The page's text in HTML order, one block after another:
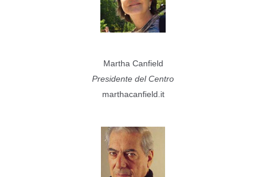
Martha Canfield
Presidente del Centro
marthacanfield.it